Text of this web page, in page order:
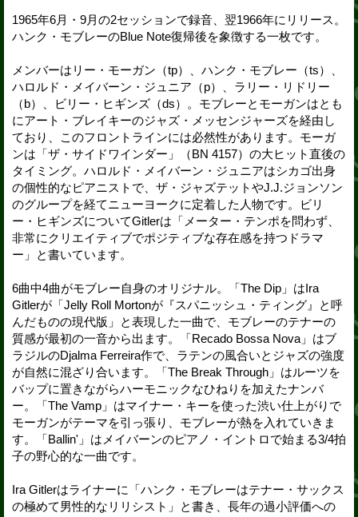
1965年6月・9月の2セッションで録音、翌1966年にリリース。
ハンク・モブレーのBlue Note復帰後を象徴する一枚です。
メンバーはリー・モーガン（tp）、ハンク・モブレー（ts）、
ハロルド・メイバーン・ジュニア（p）、ラリー・リドリー
（b）、ビリー・ヒギンズ（ds）。モブレーとモーガンはとも
にアート・ブレイキーのジャズ・メッセンジャーズを経由し
ており、このフロントラインには必然性があります。モーガ
ンは「ザ・サイドワインダー」（BN 4157）の大ヒット直後の
タイミング。ハロルド・メイバーン・ジュニアはシカゴ出身
の個性的なピアニストで、ザ・ジャズテットやJ.J.ジョンソン
のグループを経てニューヨークに定着した人物です。ビリ
ー・ヒギンズについてGitlerは「メーター・テンポを問わず、
非常にクリエイティブでポジティブな存在感を持つドラマ
ー」と書いています。
6曲中4曲がモブレー自身のオリジナル。「The Dip」はIra
Gitlerが「Jelly Roll Mortonが『スパニッシュ・ティング』と呼
んだものの現代版」と表現した一曲で、モブレーのテナーの
質感が最初の一音から出ます。「Recado Bossa Nova」はブ
ラジルのDjalma Ferreira作で、ラテンの風合いとジャズの強度
が自然に混ざり合います。「The Break Through」はルーツを
バップに置きながらハーモニックなひねりを加えたナンバ
ー。「The Vamp」はマイナー・キーを使った渋い仕上がりで
モーガンがテーマを引っ張り、モブレーが熱を入れていきま
す。「Ballin'」はメイバーンのピアノ・イントロで始まる3/4拍
子の野心的な一曲です。
Ira Gitlerはライナーに「ハンク・モブレーはテナー・サックス
の極めて男性的なリリシスト」と書き、長年の過小評価への